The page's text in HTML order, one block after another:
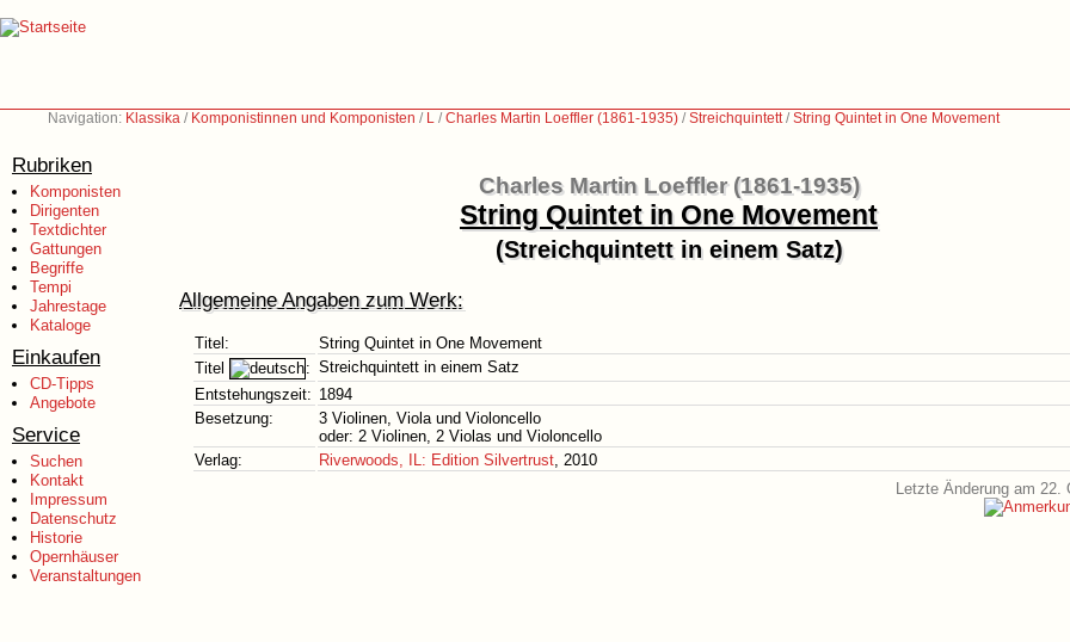
Navigation: Klassika / Komponistinnen und Komponisten / L /Charles Martin Loeffler (1861-1935) /Streichquintett/String Quintet in One Movement
Rubriken
Komponisten
Dirigenten
Textdichter
Gattungen
Begriffe
Tempi
Jahrestage
Kataloge
Einkaufen
CD-Tipps
Angebote
Service
Suchen
Kontakt
Impressum
Datenschutz
Historie
Opernhäuser
Veranstaltungen
Charles Martin Loeffler (1861-1935)
String Quintet in One Movement
(Streichquintett in einem Satz)
Allgemeine Angaben zum Werk:
Titel:
String Quintet in One Movement
Titel
: Streichquintett in einem Satz
Entstehungszeit: 1894
Besetzung:
3 Violinen, Viola und Violoncello
oder: 2 Violinen, 2 Violas und Violoncello
Verlag:
Riverwoods, IL: Edition Silvertrust, 2010
Letzte Änderung am 22.